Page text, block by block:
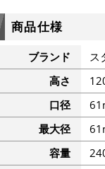
商品仕様
ブランド
ス
高さ
口径
最大径
容量